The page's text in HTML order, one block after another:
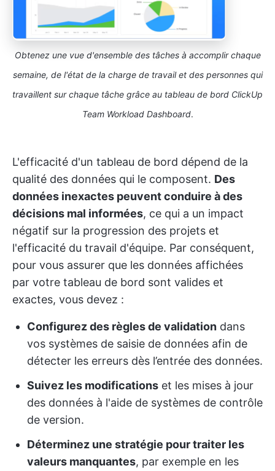
Obtenez une vue d'ensemble des tâches à accomplir chaque
semaine, de l'état de la charge de travail et des personnes qui
travaillent sur chaque tâche grâce au tableau de bord ClickUp
Team Workload Dashboard.
L'efficacité d'un tableau de bord dépend de la
qualité des données qui le composent. Des
données inexactes peuvent conduire à des
décisions mal informées, ce qui a un impact
négatif sur la progression des projets et
l'efficacité du travail d'équipe. Par conséquent,
pour vous assurer que les données affichées
par votre tableau de bord sont valides et
exactes, vous devez :
Configurez des règles de validation dans
vos systèmes de saisie de données afin de
détecter les erreurs dès l’entrée des données.
Suivez les modifications et les mises à jour
des données à l'aide de systèmes de contrôle
de version.
Déterminez une stratégie pour traiter les
valeurs manquantes, par exemple en les